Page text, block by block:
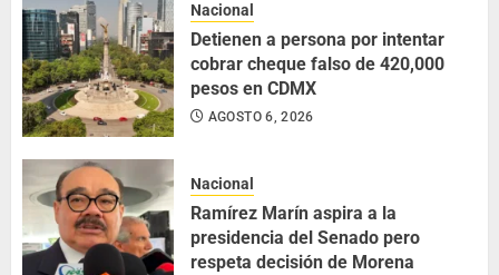
Nacional
Detienen a persona por intentar
cobrar cheque falso de 420,000
pesos en CDMX
AGOSTO 6, 2026
Nacional
Ramírez Marín aspira a la
presidencia del Senado pero
respeta decisión de Morena